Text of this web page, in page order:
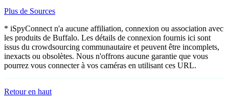
Plus de Sources
* iSpyConnect n'a aucune affiliation, connexion ou association avec
les produits de Buffalo. Les détails de connexion fournis ici sont
issus du crowdsourcing communautaire et peuvent être incomplets,
inexacts ou obsolètes. Nous n'offrons aucune garantie que vous
pourrez vous connecter à vos caméras en utilisant ces URL.
Retour en haut